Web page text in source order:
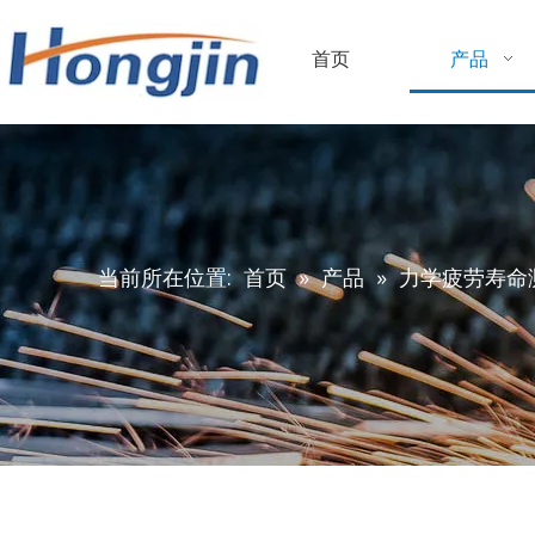
首页 产品
当前所在位置: 首页 » 产品 » 力学疲劳寿命